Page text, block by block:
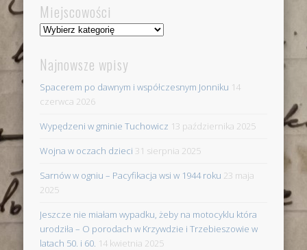
Miejscowości
Miejscowości
Najnowsze wpisy
Spacerem po dawnym i współczesnym Jonniku 14
czerwca 2026
Wypędzeni w gminie Tuchowicz 13 października 2025
Wojna w oczach dzieci 31 sierpnia 2025
Sarnów w ogniu – Pacyfikacja wsi w 1944 roku 23 maja
2025
Jeszcze nie miałam wypadku, żeby na motocyklu która
urodziła – O porodach w Krzywdzie i Trzebieszowie w
latach 50. i 60. 14 kwietnia 2025